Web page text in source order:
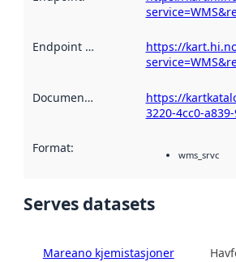
Endpoint description :https://
Documentation
https://
3220-4cc0-
Format: wms_srvc
Serves datasets
Mareano kjemistasjoner